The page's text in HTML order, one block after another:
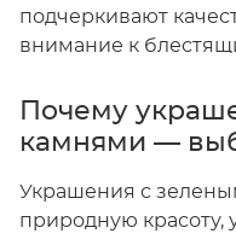
подчеркивают
внимание к
Почему
камнями —
Украшения с
природную красоту,